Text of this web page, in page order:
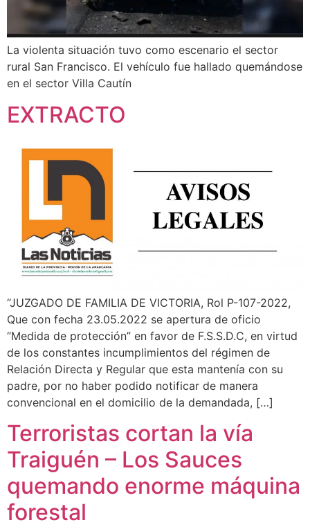
La violenta situación tuvo como escenario el sector
rural San Francisco. El vehículo fue hallado quemándose
en el sector Villa Cautín
EXTRACTO
“JUZGADO DE FAMILIA DE VICTORIA, Rol P-107-2022,
Que con fecha 23.05.2022 se apertura de oficio
“Medida de protección” en favor de F.S.S.D.C, en virtud
de los constantes incumplimientos del régimen de
Relación Directa y Regular que esta mantenía con su
padre, por no haber podido notificar de manera
convencional en el domicilio de la demandada, […]
Terroristas cortan la vía
Traiguén – Los Sauces
quemando enorme máquina
forestal